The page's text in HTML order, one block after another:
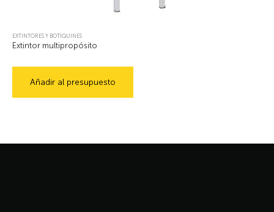
EXTINTORES Y BOTIQUINES
Extintor multipropósito
Añadir al presupuesto